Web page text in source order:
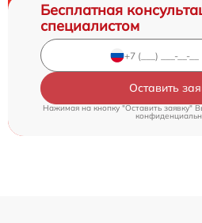
Бесплатная
специалистом
Оставить
Нажимая на кнопку "Оставить заявку"